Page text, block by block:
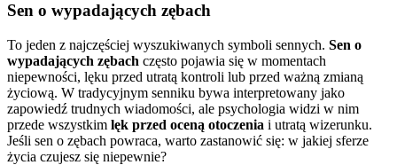
Sen o wypadających zębach
To jeden z najczęściej wyszukiwanych symboli sennych. Sen o
wypadających zębach często pojawia się w momentach
niepewności, lęku przed utratą kontroli lub przed ważną zmianą
życiową. W tradycyjnym senniku bywa interpretowany jako
zapowiedź trudnych wiadomości, ale psychologia widzi w nim
przede wszystkim lęk przed oceną otoczenia i utratą wizerunku.
Jeśli sen o zębach powraca, warto zastanowić się: w jakiej sferze
życia czujesz się niepewnie?